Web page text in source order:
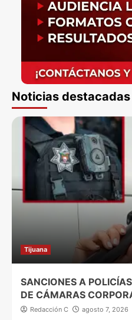
Noticias destacadas
Tijuana
SANCIONES A
DE CÁMARAS
Redacción C agosto 7, 2026